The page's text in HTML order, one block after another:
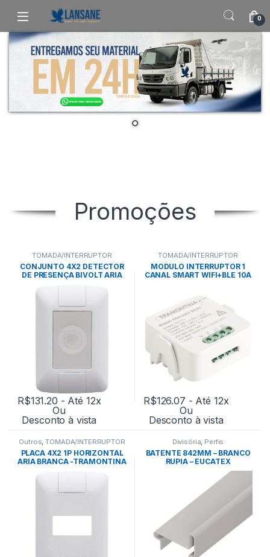
Saltar para navegação
Pular para o conteúdo
0
Promoções
TOMADA/INTERRUPTOR
CONJUNTO 4X2 DETECTOR
DE PRESENÇA BIVOLT ARIA
R$131.20 - Até 12x
Ou
Desconto à vista
TOMADA/INTERRUPTOR
MODULO INTERRUPTOR 1
CANAL SMART WIFI+BLE 10A
R$126.07 - Até 12x
Ou
Desconto à vista
Outros,TOMADA/INTERRUPTOR
PLACA 4X2 1P HORIZONTAL
ARIA BRANCA -TRAMONTINA
Divisória, Perfis
BATENTE 842MM – BRANCO
RUPIA – EUCATEX